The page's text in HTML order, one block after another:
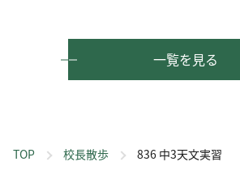
TOP 校長散歩 836 中3天文実習
一覧を見る